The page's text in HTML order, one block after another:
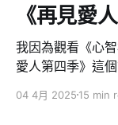
《再見愛
我因為觀看《心
愛人第四季》這
—— 楊子與黃聖依
04 4月 2025 15 min